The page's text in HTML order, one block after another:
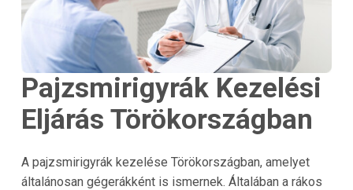
Pajzsmirigyrák Kezelési
Eljárás Törökországban
A pajzsmirigyrák kezelése Törökországban, amelyet
általánosan gégerákként is ismernek. Általában a rákos